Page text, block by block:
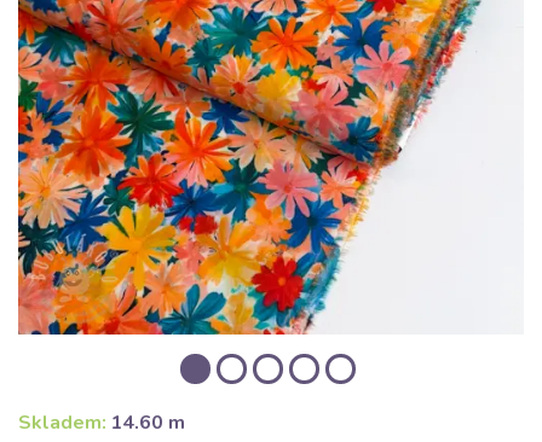
Skladem: 14.60 m